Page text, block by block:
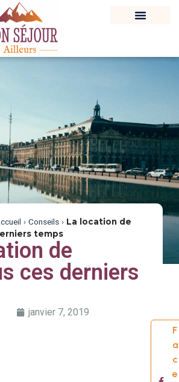
› Conseils› La location de
temps
de
ces derniers
janvier 7, 2019
F
a
c
e